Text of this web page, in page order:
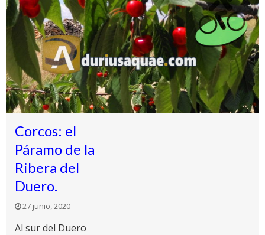
Corcos: el
Páramo de la
Ribera del
Duero.
27 junio, 2020
Al sur del Duero